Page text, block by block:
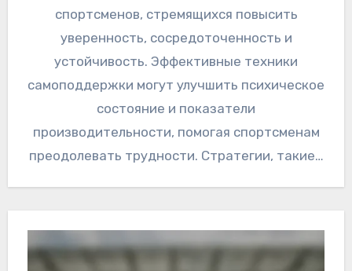
спортсменов, стремящихся повысить
уверенность, сосредоточенность и
устойчивость. Эффективные техники
самоподдержки могут улучшить психическое
состояние и показатели
производительности, помогая спортсменам
преодолевать трудности. Стратегии, такие…